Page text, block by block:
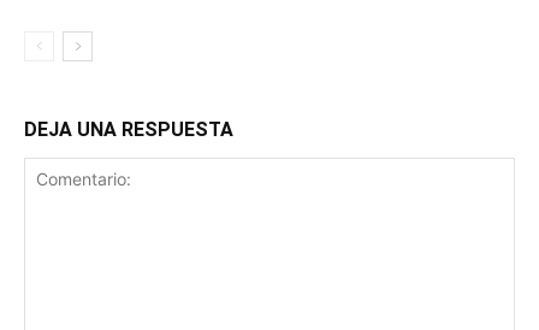
DEJA UNA RESPUESTA